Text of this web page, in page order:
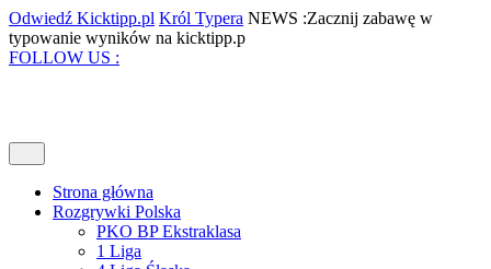
Skip
to
content
Odwiedź Kicktipp.pl Odwiedź
Kicktipp.pl
Król Typera Król
Typera
NEWS :Zacznij zabawę w
typowanie wyników na kicktipp.pZacznij
FOLLOW US :
Menu
Strona główna
Rozgrywki Polska
PKO BP Ekstraklasa
1 Liga